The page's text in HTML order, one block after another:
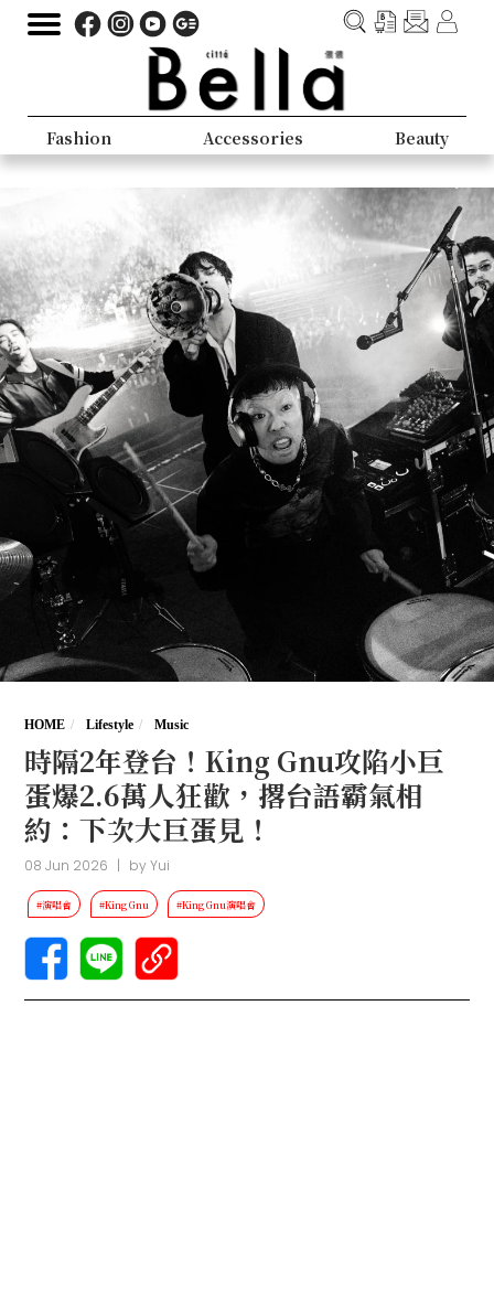
Fashion Accessories Beauty
HOME Lifestyle Music
時隔2年登台！King Gnu攻陷小巨
蛋爆2.6萬人狂歡，撂台語霸氣相
約：下次大巨蛋見！
08 Jun 2026 | byYui
#演唱會 #King Gnu #King Gnu演唱會